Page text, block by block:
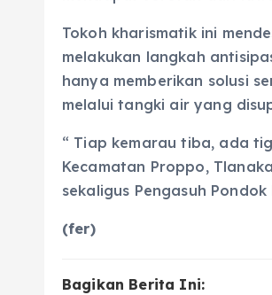
Tokoh kharismatik ini
melakukan langkah
hanya memberikan solusi
melalui tangki air yang
“ Tiap kemarau tiba, ada
Kecamatan Proppo,
sekaligus Pengasuh
(fer)
Bagikan Berita Ini: